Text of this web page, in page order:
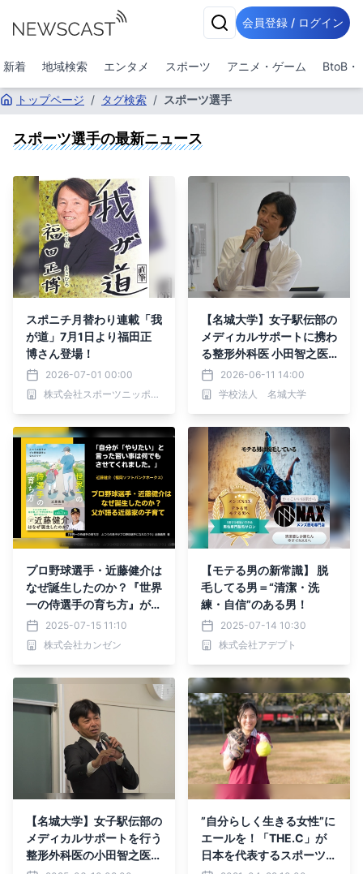
会員登録 / ログイン
新着 地域検索 エンタメ スポーツ アニメ・ゲーム BtoB・
トップページ / タグ検索 / スポーツ選手
スポーツ選手の最新ニュース
スポニチ月替わり連載「我
が道」7月1日より福田正
博さん登場！
2026-07-01 00:00
株式会社スポーツニッポン新聞社
【名城大学】女子駅伝部の
メディカルサポートに携わ
る整形外科医 小田智之医
師が薬学部で講義
2026-06-11 14:00
学校法人 名城大学
プロ野球選手・近藤健介は
なぜ誕生したのか？『世界
一の侍選手の育ち方』が7
月14日に発売
2025-07-15 11:10
株式会社カンゼン
【モテる男の新常識】 脱
毛してる男＝“清潔・洗
練・自信”のある男！
2025-07-14 10:30
株式会社アデプト
【名城大学】女子駅伝部の
メディカルサポートを行う
整形外科医の小田智之医師
”自分らしく生きる女性”に
エールを！「THE.C」が
日本を代表するスポーツア